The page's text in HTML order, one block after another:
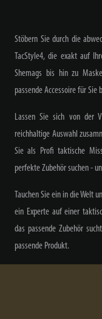
Stöbern Sie durch die
TacStyle4, die exakt auf
Shemags bis hin zu
passende Accessoire für Sie
Lassen Sie sich von der
reichhaltige Auswahl
Sie als Profi taktische
perfekte Zubehör suchen -
Tauchen Sie ein in die Welt
ein Experte auf einer
das passende Zubehör
passende Produkt.